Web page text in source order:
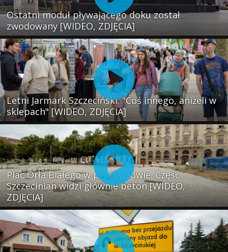
Ostatni moduł pływającego doku został
zwodowany [WIDEO, ZDJĘCIA]
Letni Jarmark Szczeciński. "Coś innego, aniżeli w
sklepach" [WIDEO, ZDJĘCIA]
Plac Orła Białego w przebudowie. Część
Szczecinian widzi głównie beton [WIDEO,
ZDJĘCIA]